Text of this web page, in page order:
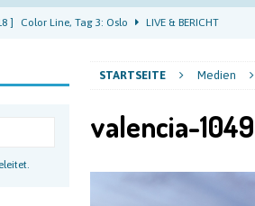
] Color Line, Tag 3: Oslo LIVE & BERICHT
] Color Line, Tag 1: Kiel
Costa Pacifica, Tag 12: Kiel LIVE & BERICHT
STARTSEITE Medien
valencia-